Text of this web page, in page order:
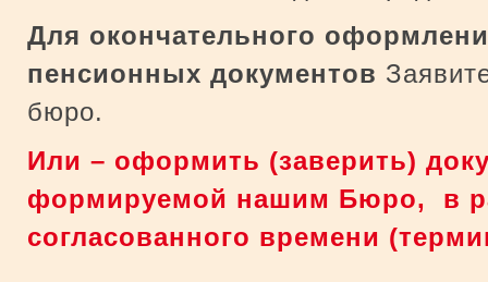
Для окончательного
пенсионных документов
бюро.
Или – оформить (заверить)
формируемой нашим Бюро, в
согласованного времени